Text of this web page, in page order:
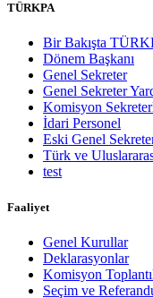
TÜRKPA
Bir Bakışta
Dönem Başkanı
Genel Sekreter
Genel Sekreter
Komisyon
İdari Personel
Eski Genel
Türk ve
test
Faaliyet
Genel Kurullar
Deklarasyonlar
Komisyon
Seçim ve